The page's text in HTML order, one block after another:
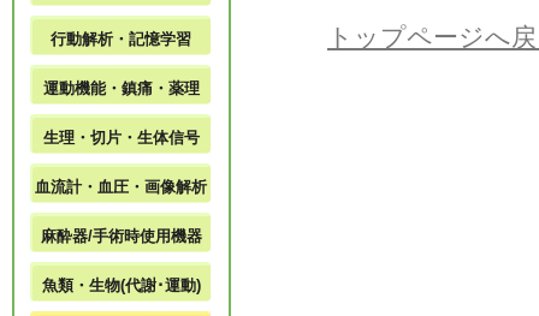
トップページへ
行動解析・記憶学習
運動機能・鎮痛・薬理
生理・切片・生体信号
血流計・血圧・画像解析
麻酔器/手術時使用機器
魚類・生物(代謝･運動)